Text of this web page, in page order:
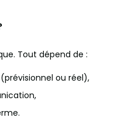
Tout dépend de :
ou réel),